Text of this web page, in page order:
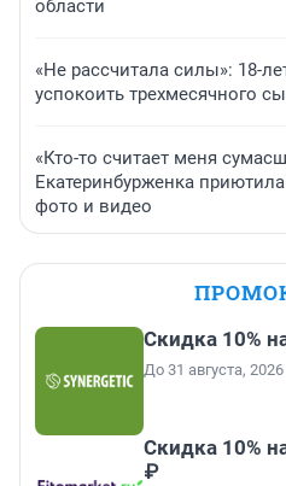
области
«Не рассчитала силы»: 18-
успокоить трехмесячного
«Кто-то считает меня
Екатеринбурженка
фото и видео
Скидка 10%
До 31 августа, 2026
Скидка 10%
₽